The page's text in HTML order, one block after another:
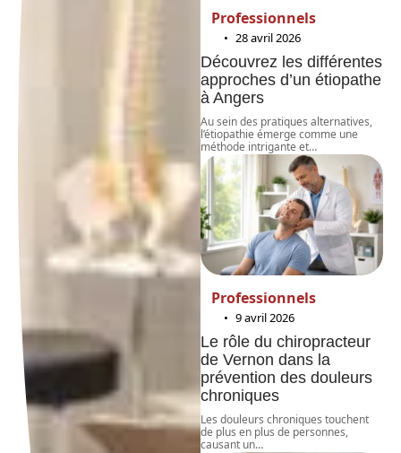
Professionnels
28 avril 2026
Découvrez les différentes
approches d’un étiopathe
à Angers
Au sein des pratiques alternatives,
l’étiopathie émerge comme une
méthode intrigante et…
Professionnels
9 avril 2026
Le rôle du chiropracteur
de Vernon dans la
prévention des douleurs
chroniques
Les douleurs chroniques touchent
de plus en plus de personnes,
causant un…